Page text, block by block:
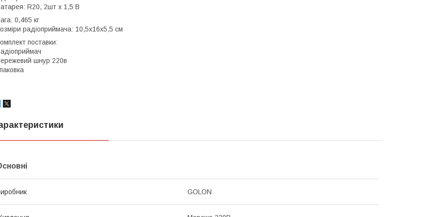
R20, 2шт х 1,5 В
0,465 кг
радіоприймача: 10,5х16х5,5 см
поставки:
шнур 220в
GOLON